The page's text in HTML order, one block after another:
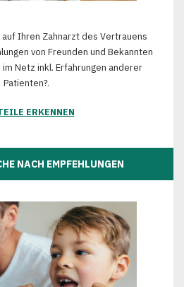
Ihren Zahnarzt des Vertrauens
von Freunden und Bekannten
Netz inkl. Erfahrungen anderer
Patienten?.
ERKENNEN
NACH EMPFEHLUNGEN